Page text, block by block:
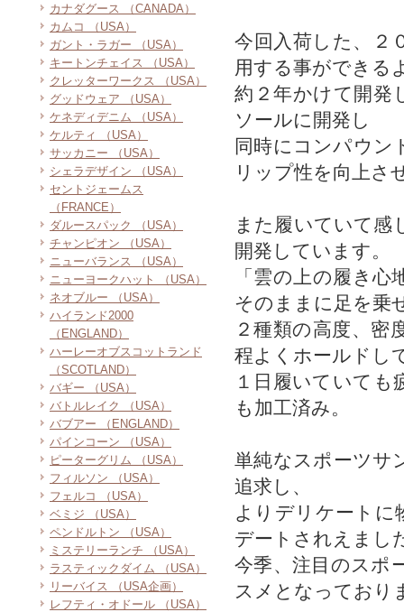
カナダグース （CANADA）
カムコ （USA）
ガント・ラガー （USA）
キートンチェイス （USA）
クレッターワークス （USA）
グッドウェア （USA）
ケネディデニム （USA）
ケルティ （USA）
サッカニー （USA）
シェラデザイン （USA）
セントジェームス
（FRANCE）
ダルースパック （USA）
チャンピオン （USA）
ニューバランス （USA）
ニューヨークハット （USA）
ネオブルー （USA）
ハイランド2000
（ENGLAND）
ハーレーオブスコットランド
（SCOTLAND）
バギー （USA）
バトルレイク （USA）
バブアー （ENGLAND）
パインコーン （USA）
ピーターグリム （USA）
フィルソン （USA）
フェルコ （USA）
ベミジ （USA）
ペンドルトン （USA）
ミステリーランチ （USA）
ラスティックダイム （USA）
リーバイス （USA企画）
レフティ・オドール （USA）
今回入荷した、２
用する事ができる
約２年かけて開発
ソールに開発し
同時にコンパウン
リップ性を向上さ
また履いていて感
開発しています。
「雲の上の履き
そのままに足を乗
２種類の高度、密
程よくホールドし
１日履いていても
も加工済み。
単純なスポーツサ
追求し、
よりデリケートに
デートされえまし
今季、注目のスポ
スメとなっており